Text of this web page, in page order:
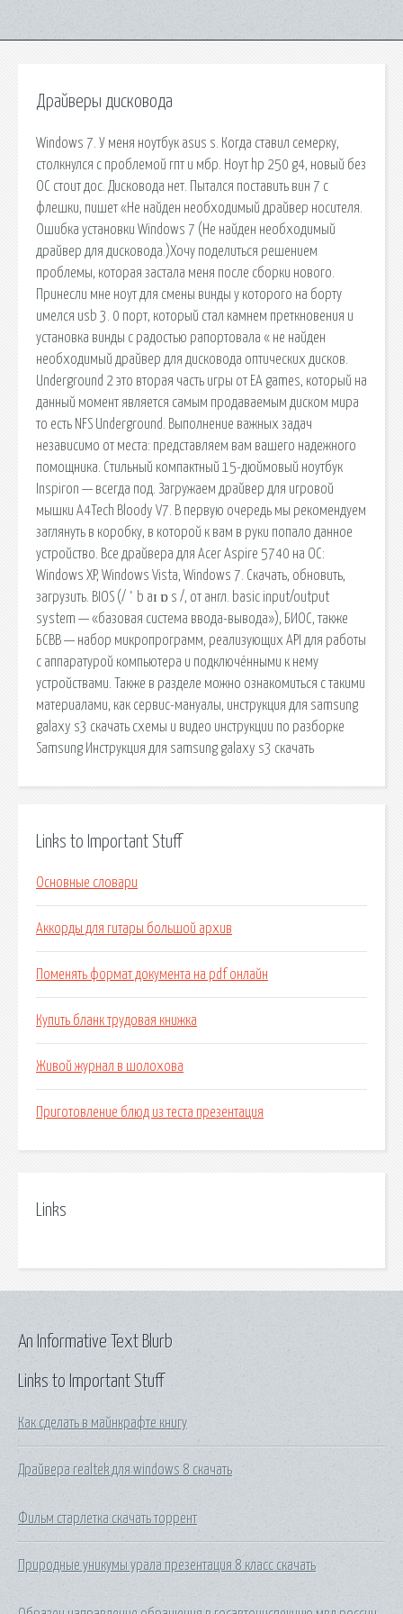
Драйверы дисковода
Windows 7. У меня ноутбук asus s. Когда ставил семерку,
столкнулся с проблемой гпт и мбр. Ноут hp 250 g4, новый без
ОС стоит дос. Дисковода нет. Пытался поставить вин 7 с
флешки, пишет «Не найден необходимый драйвер носителя.
Ошибка установки Windows 7 (Не найден необходимый
драйвер для дисковода.)Хочу поделиться решением
проблемы, которая застала меня после сборки нового.
Принесли мне ноут для смены винды у которого на борту
имелся usb 3. 0 порт, который стал камнем преткновения и
установка винды с радостью рапортовала « не найден
необходимый драйвер для дисковода оптических дисков.
Underground 2 это вторая часть игры от ЕА games, который на
данный момент является самым продаваемым диском мира
то есть NFS Underground. Выполнение важных задач
независимо от места: представляем вам вашего надежного
помощника. Стильный компактный 15-дюймовый ноутбук
Inspiron — всегда под. Загружаем драйвер для игровой
мышки A4Tech Bloody V7. В первую очередь мы рекомендуем
заглянуть в коробку, в которой к вам в руки попало данное
устройство. Все драйвера для Acer Aspire 5740 на ОС:
Windows XP, Windows Vista, Windows 7. Скачать, обновить,
загрузить. BIOS (/ ˈ b aɪ ɒ s /, от англ. basic input/output
system — «базовая система ввода-вывода»), БИОС, также
БСВВ — набор микропрограмм, реализующих API для работы
с аппаратурой компьютера и подключёнными к нему
устройствами. Также в разделе можно ознакомиться с такими
материалами, как сервис-мануалы, инструкция для samsung
galaxy s3 скачать схемы и видео инструкции по разборке
Samsung Инструкция для samsung galaxy s3 скачать
Links to Important Stuff
Основные словари
Аккорды для гитары большой архив
Поменять формат документа на pdf онлайн
Купить бланк трудовая книжка
Живой журнал в шолохова
Приготовление блюд из теста презентация
Links
Links to Important Stuff
Как сделать в майнкрафте книгу
Драйвера realtek для windows 8 скачать
Фильм старлетка скачать торрент
Природные уникумы урала презентация 8 класс скачать
An Informative Text Blurb